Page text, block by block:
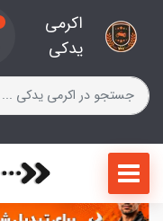
اکرمی
یدکی